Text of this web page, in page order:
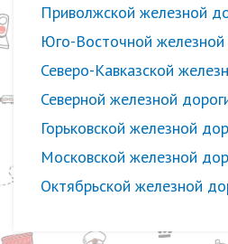
Приволжской железной
Юго-Восточной железной
Северо-Кавказской
Северной железной
Горьковской железной
Московской железной
Октябрьской железной